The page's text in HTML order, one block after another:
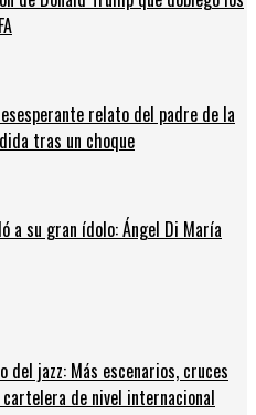
relato del padre de la
tras un choque
a su gran ídolo: Ángel Di María
jazz: Más escenarios, cruces
cartelera de nivel internacional